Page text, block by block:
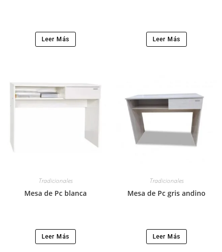
Leer Más Leer Más
Tradicionales
Mesa de Pc blanca
Leer Más
Tradicionales
Mesa de Pc gris andino
Leer Más